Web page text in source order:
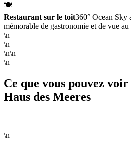
🍽️
Restaurant sur le toit360° Ocean Sky
mémorable de gastronomie et de vue au
\n
\n
\n\n
\n
Ce que vous pouvez
Haus des Meeres
\n